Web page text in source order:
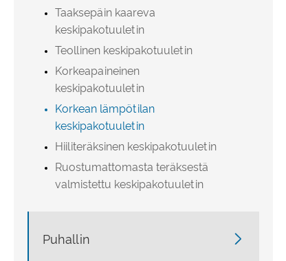
Taaksepäin kaareva
keskipakotuuletin
Teollinen keskipakotuuletin
Korkeapaineinen
keskipakotuuletin
Korkean lämpötilan
keskipakotuuletin
Hiiliteräksinen keskipakotuuletin
Ruostumattomasta teräksestä
valmistettu keskipakotuuletin
Puhallin 